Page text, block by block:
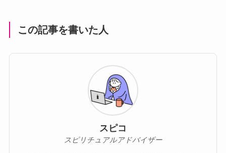
この記事を書いた人
スピコ
スピリチュアルアドバイザー